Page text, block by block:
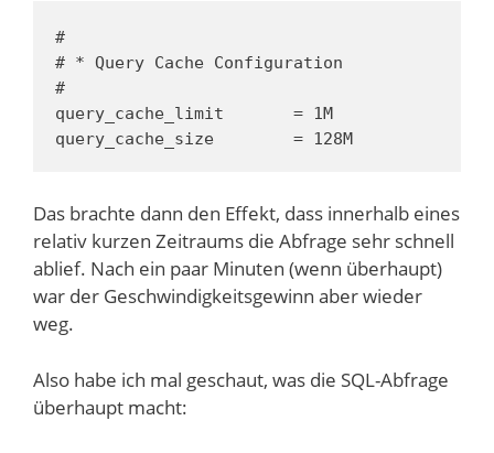
#
# * Query Cache Configuration
#
query_cache_limit       = 1M
query_cache_size        = 128M
Das brachte dann den Effekt, dass innerhalb eines
relativ kurzen Zeitraums die Abfrage sehr schnell
ablief. Nach ein paar Minuten (wenn überhaupt)
war der Geschwindigkeitsgewinn aber wieder
weg.
Also habe ich mal geschaut, was die SQL-Abfrage
überhaupt macht: